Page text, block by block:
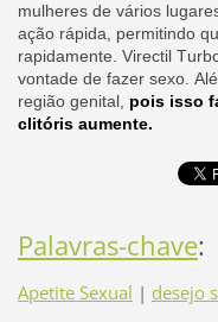
mulheres de vários
ação rápida, permitindo
rapidamente. Virectil
vontade de fazer sexo.
região genital, pois isso
clitóris aumente.
Palavras-chave:
Apetite Sexual | desejo